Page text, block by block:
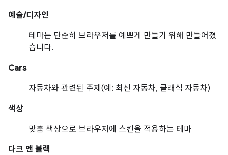
예술/디자인
테마는 단순히 브라우저를 예쁘게 만들기 위해 만들어졌
습니다.
Cars
자동차와 관련된 주제(예: 최신 자동차, 클래식 자동차)
색상
맞춤 색상으로 브라우저에 스킨을 적용하는 테마
다크 앤 블랙